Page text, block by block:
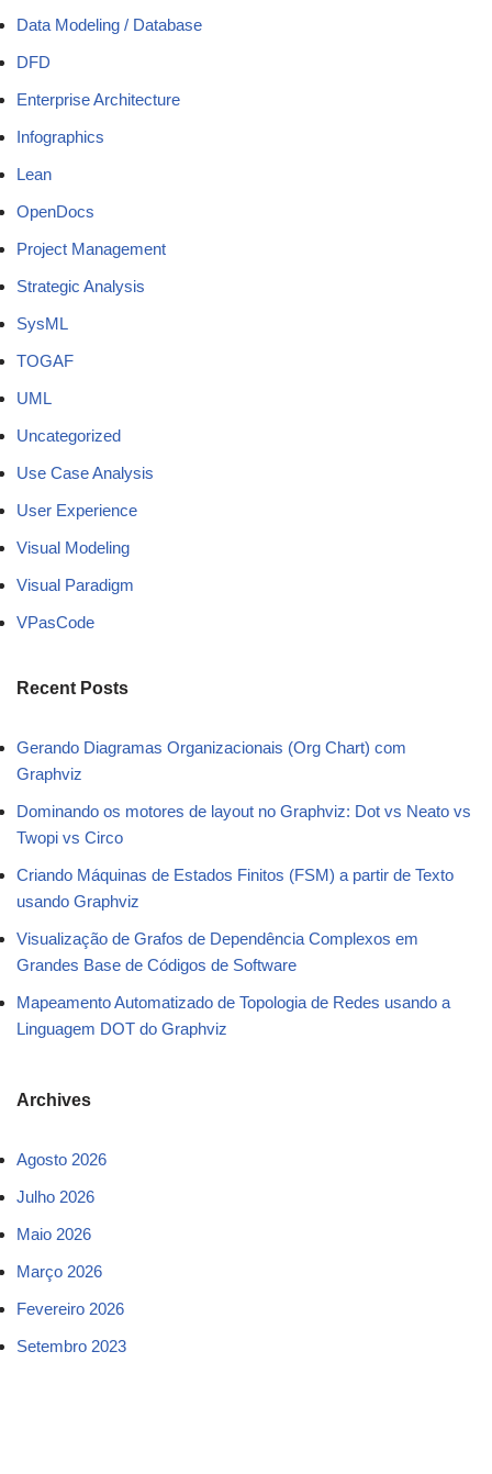
Data Modeling / Database
DFD
Enterprise Architecture
Infographics
Lean
OpenDocs
Project Management
Strategic Analysis
SysML
TOGAF
UML
Uncategorized
Use Case Analysis
User Experience
Visual Modeling
Visual Paradigm
VPasCode
Recent Posts
Gerando Diagramas Organizacionais (Org Chart) com
Graphviz
Dominando os motores de layout no Graphviz: Dot vs Neato vs
Twopi vs Circo
Criando Máquinas de Estados Finitos (FSM) a partir de Texto
usando Graphviz
Visualização de Grafos de Dependência Complexos em
Grandes Base de Códigos de Software
Mapeamento Automatizado de Topologia de Redes usando a
Linguagem DOT do Graphviz
Archives
Agosto 2026
Julho 2026
Maio 2026
Março 2026
Fevereiro 2026
Setembro 2023